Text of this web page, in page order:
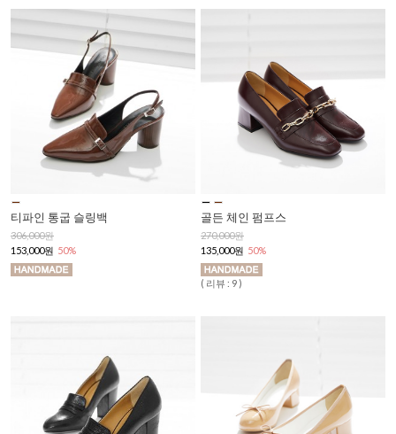
티파인 통굽 슬링백
306,000원
153,000원 50%
골든 체인 펌프스
270,000원
135,000원 50%
( 리뷰 : 9 )